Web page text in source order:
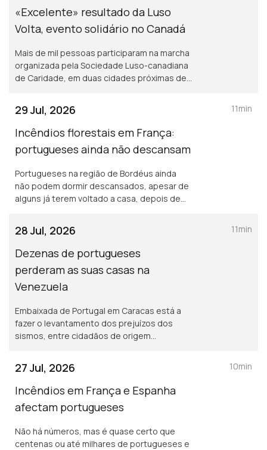
«Excelente» resultado da Luso
Volta, evento solidário no Canadá
Mais de mil pessoas participaram na marcha
organizada pela Sociedade Luso-canadiana
de Caridade, em duas cidades próximas de
euros).
29 Jul, 2026
Incêndios florestais em França:
portugueses ainda não descansam
Portugueses na região de Bordéus ainda
não podem dormir descansados, apesar de
alguns já terem voltado a casa, depois de
nos EUA.
11min
28 Jul, 2026
Dezenas de portugueses
perderam as suas casas na
Venezuela
Embaixada de Portugal em Caracas está a
fazer o levantamento dos prejuízos dos
sismos, entre cidadãos de origem
tabelas salariais e subsídios.
11min
27 Jul, 2026
Incêndios em França e Espanha
afectam portugueses
Não há números, mas é quase certo que
centenas ou até milhares de portugueses e
10min